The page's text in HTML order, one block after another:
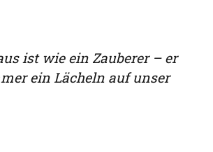
ist wie ein Zauberer – er
ein Lächeln auf unser